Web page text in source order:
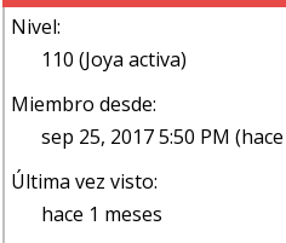
Nivel:
110 (Joya activa)
Miembro desde:
sep 25, 2017 5:50 PM
Última vez visto:
hace 1 meses